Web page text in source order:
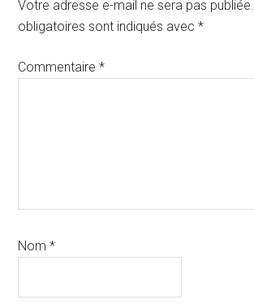
lecteur
Votre adresse e-mail ne sera pas publiée.
obligatoires sont indiqués avec*
Commentaire*
Nom*